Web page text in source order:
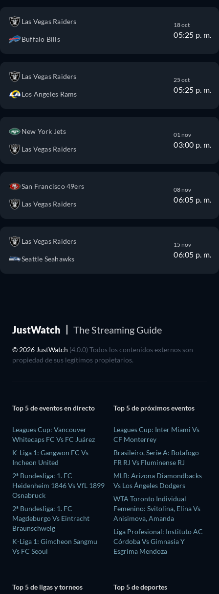
Las Vegas Raiders
Buffalo Bills
18 oct
05:25 p. m.
Las Vegas Raiders
Los Angeles Rams
25 oct
05:25 p. m.
New York Jets
Las Vegas Raiders
01 nov
03:00 p. m.
San Francisco 49ers
Las Vegas Raiders
08 nov
06:05 p. m.
Las Vegas Raiders
Seattle Seahawks
15 nov
06:05 p. m.
JustWatch The Streaming Guide
© 2026 JustWatch (4.0.0) Todos los contenidos externos son
propiedad de sus legítimos propietarios.
Top 5 de eventos en directo
Leagues Cup: Vancouver
Whitecaps FC Vs FC Juárez
K-Liga 1: Gangwon FC Vs
Incheon United
2ª Bundesliga: 1. FC
Heidenheim 1846 Vs VfL 1899
Osnabruck
2ª Bundesliga: 1. FC
Magdeburgo Vs Eintracht
Braunschweig
K-Liga 1: Gimcheon Sangmu
Vs FC Seoul
Top 5 de próximos eventos
Leagues Cup: Inter Miami Vs
CF Monterrey
Brasileiro, Serie A: Botafogo
FR RJ Vs Fluminense RJ
MLB: Arizona Diamondbacks
Vs Los Ángeles Dodgers
WTA Toronto Individual
Femenino: Svitolina, Elina Vs
Anisimova, Amanda
Liga Profesional: Instituto AC
Córdoba Vs Gimnasia Y
Esgrima Mendoza
Top 5 de ligas y torneos Top 5 de deportes